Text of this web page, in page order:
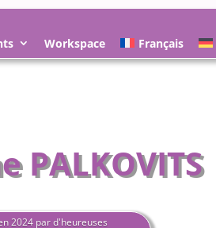
Workspace Français
PALKOVITS
2024 par d'heureuses